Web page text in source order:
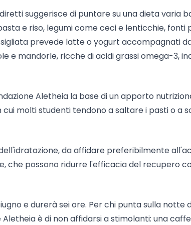
suggerisce di puntare su una dieta varia
e riso, legumi come ceci e lenticchie, fonti
prevede latte o yogurt accompagnati
e mandorle, ricche di acidi grassi omega-3,
Aletheia la base di un apporto
molti studenti tendono a saltare i pasti o a
da affidare preferibilmente
che possono ridurre l'efficacia del recupero
e durerà sei ore. Per chi punta sulla notte
è di non affidarsi a stimolanti: una